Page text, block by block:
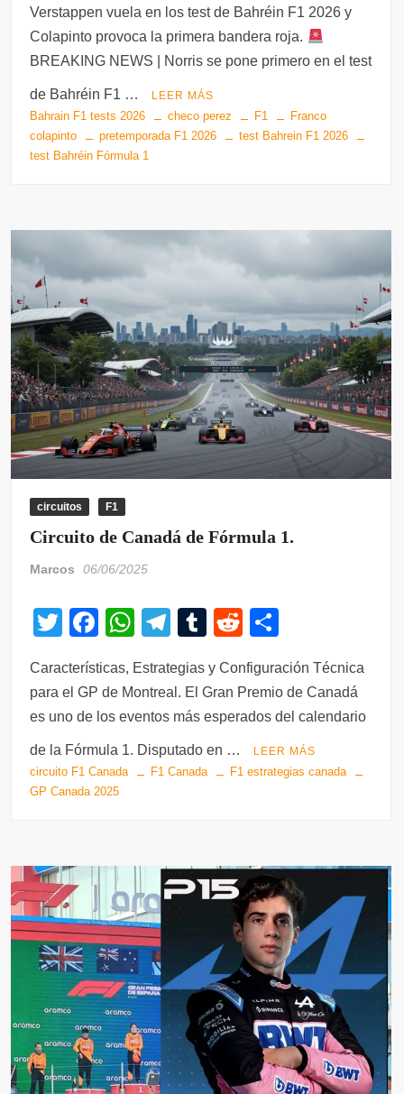
tt
er
c
e
b
o
o
k
at
s
A
p
p
e
gr
a
m
m
bl
r
d
di
m
p
tir
Verstappen vuela en los test de Bahréin F1 2026 y
Colapinto provoca la primera bandera roja.
BREAKING NEWS | Norris se pone primero en el test
de Bahréin F1 … LEER MÁS
Bahrain F1 tests 2026 checo perez F1
Franco
colapinto
pretemporada F1 2026
test Bahrein F1 2026
test Bahréin Fórmula 1
circuitos F1
Circuito de Canadá de Fórmula 1.
Marcos 06/06/2025
T
tt
er
F
c
e
b
o
o
W
at
s
A
p
T
e
gr
a
m
T
m
bl
R
d
di
m
p
ar
tir
Características, Estrategias y Configuración Técnica
para el GP de Montreal. El Gran Premio de Canadá
es uno de los eventos más esperados del calendario
de la Fórmula 1. Disputado en … LEER MÁS
circuito F1 Canada F1 Canada
F1 estrategias canada
GP Canada 2025